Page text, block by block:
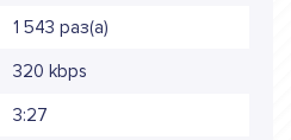
1 543 раз(а)
320 kbps
3:27